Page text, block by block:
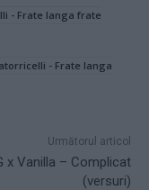
- Frate langa frate
- Frate langa
Următorul articol
x Vanilla – Complicat
(versuri)